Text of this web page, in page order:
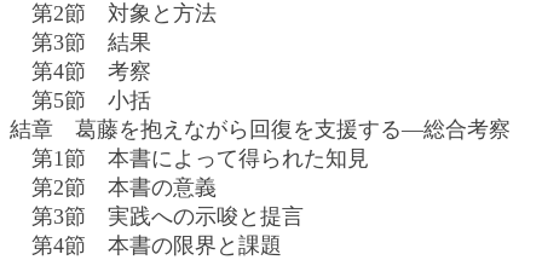
第2節 対象と方法
第3節 結果
第4節 考察
第5節 小括
結章 葛藤を抱えながら回復を支援する―総合考察
第1節 本書によって得られた知見
第2節 本書の意義
第3節 実践への示唆と提言
第4節 本書の限界と課題